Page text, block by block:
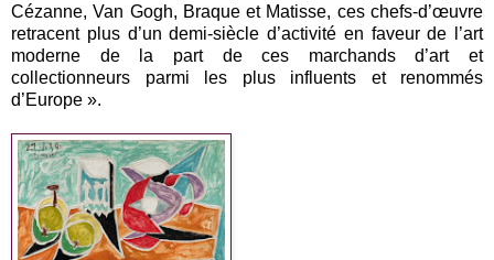
Cézanne, Van Gogh, Braque et Matisse, ces chefs-d’œuvre
retracent plus d’un demi-siècle d’activité en faveur de l’art
moderne de la part de ces marchands d’art et
collectionneurs parmi les plus influents et renommés
d’Europe ».